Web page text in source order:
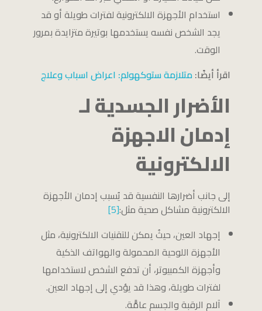
استخدام الأجهزة الالكترونية لفترات طويلة أو قد
يجد الشخص نفسه يستخدمها بوتيرة متزايدة بمرور
الوقت.
اقرأ أيضًا:متلازمة ستوكهولم: اعراض اسباب وعلاج
الأضرار الجسدية لـ
إدمان الاجهزة
الالكترونية
إلى جانب أضرارها النفسية قد يُسبب إدمان الأجهزة
الالكترونية مشاكل صحية مثل:[5]
إجهاد العين، حيثُ يمكن للتقنيات الالكترونية، مثل
الأجهزة اللوحية المحمولة والهواتف الذكية
وأجهزة الكمبيوتر، أن تدفع الشخص لاستخدامها
لفترات طويلة، وهذا قد يؤدي إلى إجهاد العين.
آلام الرقبة والجسم عامًّة.